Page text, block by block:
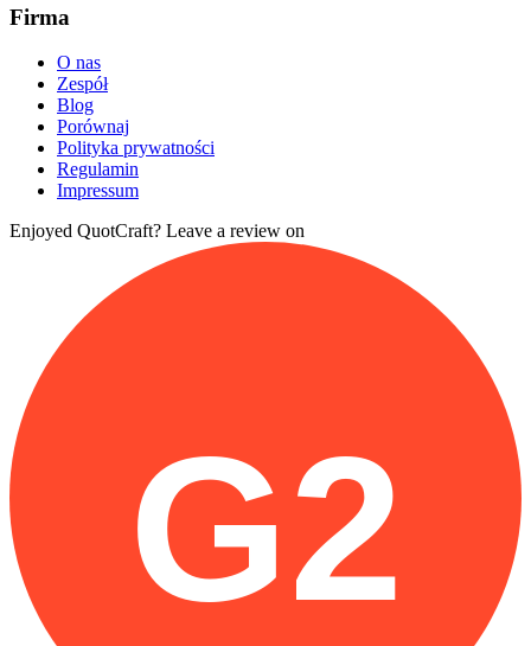
Firma
O nas
Zespół
Blog
Porównaj
Polityka prywatności
Regulamin
Impressum
Enjoyed QuotCraft? Leave a review on
G2